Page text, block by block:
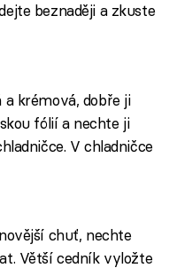
beznaději a zkuste
krémová, dobře ji
fólií a nechte ji
V chladničce
chuť, nechte
Větší cedník vyložte